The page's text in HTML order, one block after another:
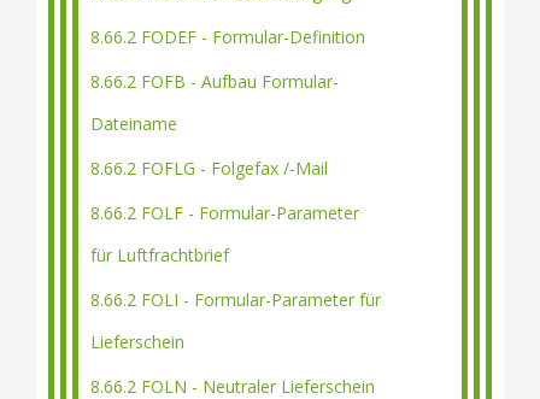
8.66.2 FODEF - Formular-Definition
8.66.2 FOFB - Aufbau Formular-
Dateiname
8.66.2 FOFLG - Folgefax /-Mail
8.66.2 FOLF - Formular-Parameter
für Luftfrachtbrief
8.66.2 FOLI - Formular-Parameter für
Lieferschein
8.66.2 FOLN - Neutraler Lieferschein